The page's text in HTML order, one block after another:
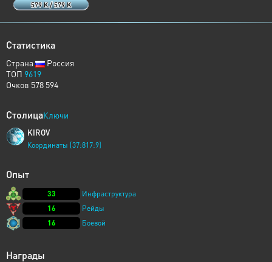
579 K / 579 K
Статистика
Страна
Россия
ТОП 9619
Очков 578 594
СтолицаКлючи
KIROV
Координаты [37:817:9]
Опыт
33
Инфраструктура
16
Рейды
16
Боевой
Награды